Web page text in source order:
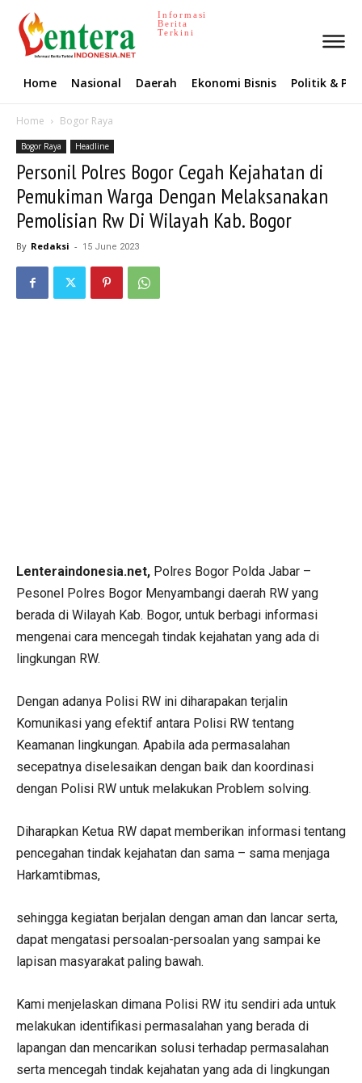
Informasi
Berita
Terkini
Home Nasional Daerah Ekonomi Bisnis Politik &
Home Bogor Raya
Bogor Raya Headline
Personil Polres Bogor Cegah Kejahatan di
Pemukiman Warga Dengan Melaksanakan
Pemolisian Rw Di Wilayah Kab. Bogor
By Redaksi - 15 June 2023
Lenteraindonesia.net, Polres Bogor Polda Jabar –
Pesonel Polres Bogor Menyambangi daerah RW yang
berada di Wilayah Kab. Bogor, untuk berbagi informasi
mengenai cara mencegah tindak kejahatan yang ada di
lingkungan RW.
Dengan adanya Polisi RW ini diharapakan terjalin
Komunikasi yang efektif antara Polisi RW tentang
Keamanan lingkungan. Apabila ada permasalahan
secepatnya diselesaikan dengan baik dan koordinasi
dengan Polisi RW untuk melakukan Problem solving.
Diharapkan Ketua RW dapat memberikan informasi tentang
pencegahan tindak kejahatan dan sama – sama menjaga
Harkamtibmas,
sehingga kegiatan berjalan dengan aman dan lancar serta,
dapat mengatasi persoalan-persoalan yang sampai ke
lapisan masyarakat paling bawah.
Kami menjelaskan dimana Polisi RW itu sendiri ada untuk
melakukan identifikasi permasalahan yang berada di
lapangan dan mencarikan solusi terhadap permasalahan
serta mencegah tindak kejahatan yang ada di lingkungan